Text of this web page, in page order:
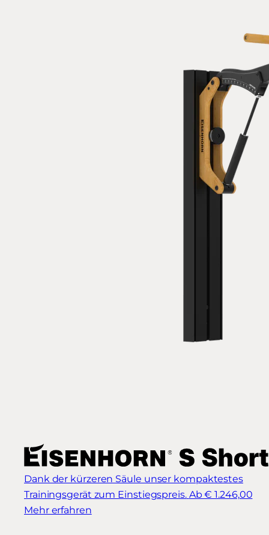
Dank der kürzeren Säule unser kompaktestes
Trainingsgerät zum Einstiegspreis. Ab € 1.246,00
Mehr erfahren